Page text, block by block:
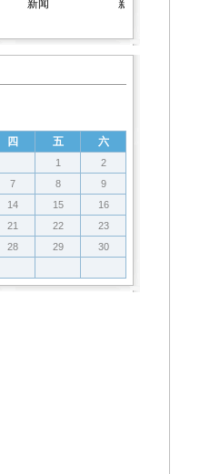
新闻
新闻
四 五 六
1
2
7 8
9
14 15
16
21 22
23
28 29
30